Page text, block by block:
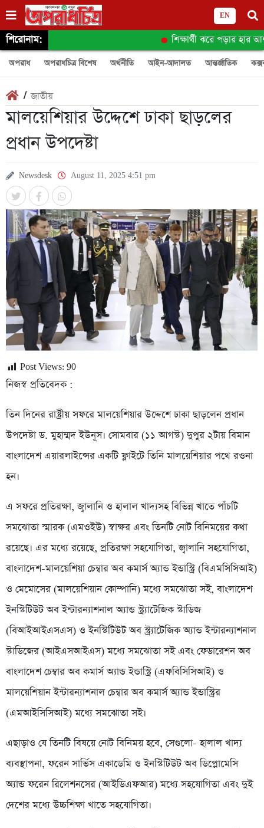
EN
শিরোনাম: শিক্ষার্থী ঝরে পড়ার হার
অপরাধ অপরাধচিত্র বিশেষ অর্থনীতি আইন-আদালত আন্তর্জাতিক
/জাতীয়
মালয়েশিয়ার উদ্দেশে ঢাকা ছাড়লের
প্রধান উপদেষ্টা
Newsdesk August 11, 2025 4:51 pm
Post Views: 90
নিজস্ব প্রতিবেদক :
তিন দিনের রাষ্ট্রীয় সফরে মালয়েশিয়ার উদ্দেশে ঢাকা ছাড়লেন প্রধান
উপদেষ্টা ড. মুহাম্মদ ইউনূস। সোমবার (১১ আগস্ট) দুপুর ২টায় বিমান
বাংলাদেশ এয়ারলাইন্সের একটি ফ্লাইটে তিনি মালয়েশিয়ার পথে রওনা
হন।
এ সফরে প্রতিরক্ষা, জ্বালানি ও হালাল খাদ্যসহ বিভিন্ন খাতে পাঁচটি
সমঝোতা স্মারক (এমওইউ) স্বাক্ষর এবং তিনটি নোট বিনিময়ের কথা
রয়েছে। এর মধ্যে রয়েছে, প্রতিরক্ষা সহযোগিতা, জ্বালানি সহযোগিতা,
বাংলাদেশ-মালয়েশিয়া চেম্বার অব কমার্স অ্যান্ড ইন্ডাস্ট্রি (বিএমসিসিআই)
ও মেমোসের (মালয়েশিয়ান কোম্পানি) মধ্যে সমঝোতা সই, বাংলাদেশ
ইনস্টিটিউট অব ইন্টারন্যাশনাল অ্যান্ড স্ট্র্যাটেজিক স্টাডিজ
(বিআইআইএসএস) ও ইনস্টিটিউট অব স্ট্র্যাটেজিক অ্যান্ড ইন্টারন্যাশনাল
স্টাডিজের (আইএসআইএস) মধ্যে সমঝোতা সই এবং ফেডারেশন অব
বাংলাদেশ চেম্বার অব কমার্স অ্যান্ড ইন্ডাস্ট্রি (এফবিসিসিআই) ও
মালয়েশিয়ান ইন্টারন্যাশনাল চেম্বার অব কমার্স অ্যান্ড ইন্ডাস্ট্রির
(এমআইসিসিআই) মধ্যে সমঝোতা সই।
এছাড়াও যে তিনটি বিষয়ে নোট বিনিময় হবে, সেগুলো- হালাল খাদ্য
ব্যবস্থাপনা, ফরেন সার্ভিস একাডেমি ও ইনস্টিটিউট অব ডিপ্লোমেসি
অ্যান্ড ফরেন রিলেশনসের (আইডিএফআর) মধ্যে সহযোগিতা এবং দুই
দেশের মধ্যে উচ্চশিক্ষা খাতে সহযোগিতা।